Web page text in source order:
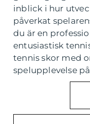
inblick i hur
påverkat
du är en
entusiastisk
tennis skor med
spelupplevelse